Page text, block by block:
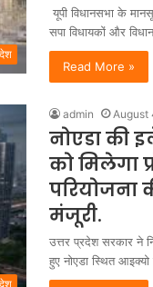
यूपी विधानसभा के
सपा विधायकों और
Read More »
admin August
नोएडा की
को मिलेगा
परियोजना
मंजूरी.
उत्तर प्रदेश सरकार ने
हुए नोएडा स्थित